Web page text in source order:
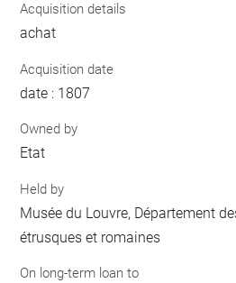
Acquisition details
achat
Acquisition date
date : 1807
Owned by
Etat
Held by
Musée du Louvre, Département
étrusques et romaines
On long-term loan to